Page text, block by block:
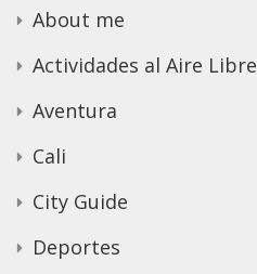
About me
Actividades al Aire Libre
Aventura
Cali
City Guide
Deportes